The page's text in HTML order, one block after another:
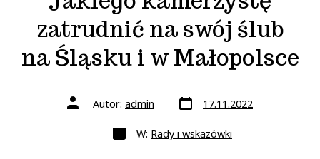
zatrudnić na swój ślub
na Śląsku i w Małopolsce
Autor
wpisuAutor: admin Data
wpisu17.11.2022
Kategorie
W: Rady i wskazówki